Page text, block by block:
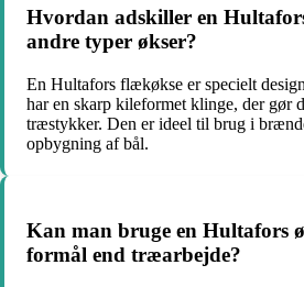
Hvordan adskiller en
andre typer økser?
En Hultafors flækøkse er specielt
har en skarp kileformet klinge, der gør
træstykker. Den er ideel til brug i
opbygning af bål.
Kan man bruge en Hultafors
formål end træarbejde?